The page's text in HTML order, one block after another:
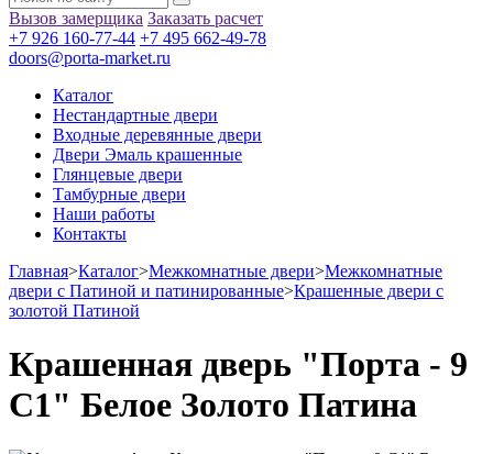
Вызов замерщика Заказать расчет
+7 926 160-77-44 +7 495 662-49-78
doors@porta-market.ru
Каталог
Нестандартные двери
Входные деревянные двери
Двери Эмаль крашенные
Глянцевые двери
Тамбурные двери
Наши работы
Контакты
Главная>Каталог>Межкомнатные двери>Межкомнатные
двери с Патиной и патинированные>Крашенные двери с
золотой Патиной
Крашенная дверь "Порта - 9
С1" Белое Золото Патина